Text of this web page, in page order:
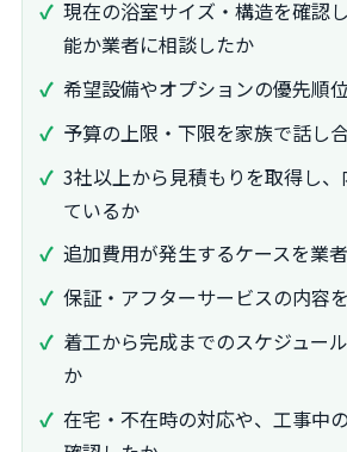
現在の浴室サイズ・構造を確認
能か業者に相談したか
希望設備やオプションの優先順
予算の上限・下限を家族で話し
3社以上から見積もりを取得し
ているか
追加費用が発生するケースを業
保証・アフターサービスの内容
着工から完成までのスケジュー
か
在宅・不在時の対応や、工事中